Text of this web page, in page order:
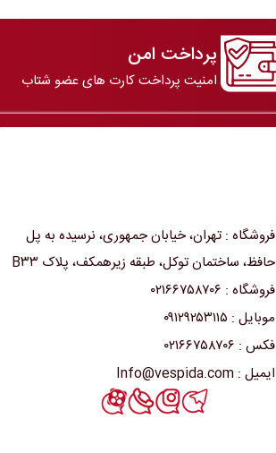
پرداخت امن
امنیت پرداخت کارت های عضو شتاب
فروشگاه : تهران، خیابان جمهوری، نرسیده به پل
حافظ، ساختمان توکل، طبقه زیرهمکف، پلاک B۳۳
فروشگاه : ۰۲۱۶۶۷۵۸۷۰۶
موبایل : ۰۹۱۲۹۲۵۳۱۱۵
فکس : ۰۲۱۶۶۷۵۸۷۰۶
ایمیل : Info@vespida.com